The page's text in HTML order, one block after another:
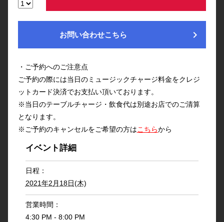
お問い合わせこちら chevron_right
・ご予約へのご注意点
ご予約の際には当日のミュージックチャージ料金をクレジ
ットカード決済でお支払い頂いております。
※当日のテーブルチャージ・飲食代は別途お店でのご清算
となります。
※ご予約のキャンセルをご希望の方はこちらから
イベント詳細
日程：
2021年2月18日(木)
営業時間：
4:30 PM - 8:00 PM